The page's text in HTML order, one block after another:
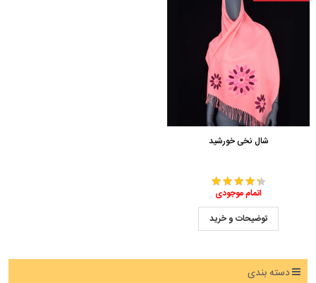
شال نخی خورشید
اتمام موجودی
توضیحات و خرید
دسته بندی